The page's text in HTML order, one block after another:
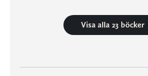
Visa alla 23 böcker